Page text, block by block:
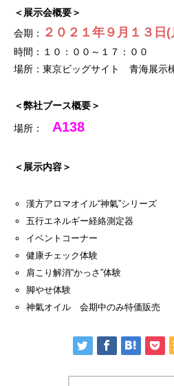
＜展示会概要＞
会期：
２０２１年９月１３日
時間：１０：００～１７：００
場所：東京ビッグサイト 青海展示
＜弊社ブース概要＞
場所： A138
＜展示内容＞
漢方アロマオイル“神氣”シリーズ
五行エネルギー経絡測定器
イベントコーナー
健康チェック体験
肩こり解消“かっさ”体験
脚やせ体験
神氣オイル 会期中のみ特価販売